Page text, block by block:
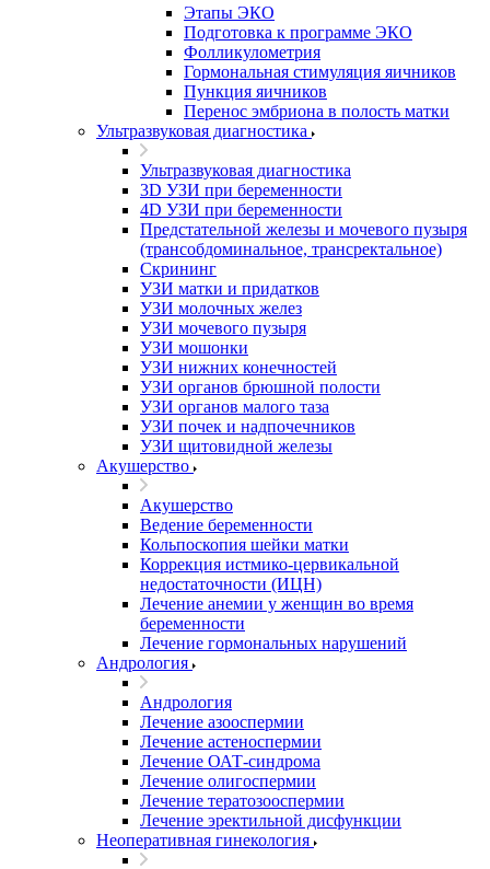
Этапы ЭКО
Подготовка к программе ЭКО
Фолликулометрия
Гормональная стимуляция яичников
Пункция яичников
Перенос эмбриона в полость матки
Ультразвуковая диагностика
Ультразвуковая диагностика
3D УЗИ при беременности
4D УЗИ при беременности
Предстательной железы и мочевого пузыря
(трансобдоминальное, трансректальное)
Скрининг
УЗИ матки и придатков
УЗИ молочных желез
УЗИ мочевого пузыря
УЗИ мошонки
УЗИ нижних конечностей
УЗИ органов брюшной полости
УЗИ органов малого таза
УЗИ почек и надпочечников
УЗИ щитовидной железы
Акушерство
Акушерство
Ведение беременности
Кольпоскопия шейки матки
Коррекция истмико-цервикальной
недостаточности (ИЦН)
Лечение анемии у женщин во время
беременности
Лечение гормональных нарушений
Андрология
Андрология
Лечение азооспермии
Лечение астеноспермии
Лечение ОАТ-синдрома
Лечение олигоспермии
Лечение тератозооспермии
Лечение эректильной дисфункции
Неоперативная гинекология